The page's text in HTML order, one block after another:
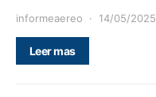
informeaereo 14/05/2025
Leer mas